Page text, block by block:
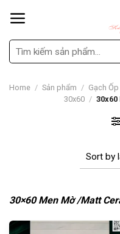
Search
for:
Home / Sản phẩm / Gạch
30x60 /
30×60 Men Mờ /Matt